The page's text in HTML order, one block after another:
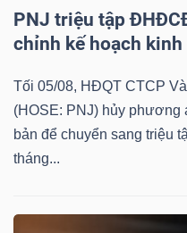
PNJ triệu tập
chỉnh kế hoạch kinh
Tối 05/08, HĐQT CTCP
(HOSE: PNJ) hủy phương
bản để chuyển sang triệu
tháng...
TRUYỀN
THÔNG
TIỆN